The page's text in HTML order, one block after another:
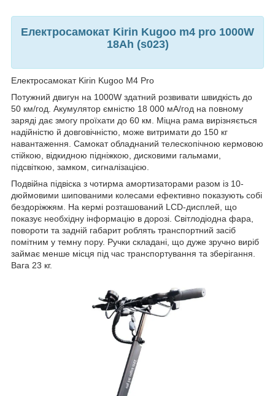
Електросамокат Kirin Kugoo m4 pro 1000W
18Ah (s023)
Електросамокат Kirin Kugoo M4 Pro
Потужний двигун на 1000W здатний розвивати швидкість до
50 км/год. Акумулятор ємністю 18 000 мА/год на повному
заряді дає змогу проїхати до 60 км. Міцна рама вирізняється
надійністю й довговічністю, може витримати до 150 кг
навантаження. Самокат обладнаний телескопічною кермовою
стійкою, відкидною підніжкою, дисковими гальмами,
підсвіткою, замком, сигналізацією.
Подвійна підвіска з чотирма амортизаторами разом із 10-
дюймовими шипованими колесами ефективно показують собі
бездоріжжям. На кермі розташований LCD-дисплей, що
показує необхідну інформацію в дорозі. Світлодіодна фара,
повороти та задній габарит роблять транспортний засіб
помітним у темну пору. Ручки складані, що дуже зручно виріб
займає менше місця під час транспортування та зберігання.
Вага 23 кг.